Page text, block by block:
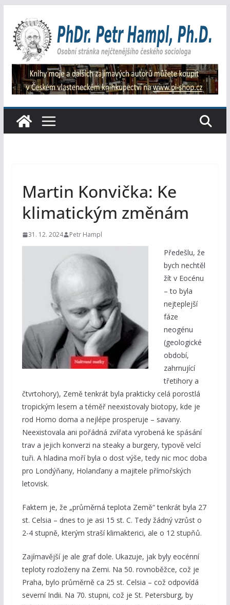
obsah
Martin Konvička: Ke
klimatickým změnám
31. 12. 2024 Petr Hampl
Předešlu, že
bych nechtěl
žít v Eocénu
– to byla
nejteplejší
fáze
neogénu
(geologické
období,
zahrnující
třetihory a
čtvrtohory), Země tenkrát byla prakticky celá porostlá
tropickým lesem a téměř neexistovaly biotopy, kde je
rod Homo doma a nejlépe prosperuje – savany.
Neexistovala ani pořádná zvířata vyrobená ke spásání
trav a jejich konverzi na steaky a burgery, typově velcí
tuři. A hladina moří byla o dost výše, tedy nic moc doba
pro Londýňany, Holanďany a majitele přímořských
letovisk.
Faktem je, že „průměrná teplota Země“ tenkrát byla 27
st. Celsia – dnes to je asi 15 st. C. Tedy žádný vzrůst o
2-4 stupně, kterým straší klimakterici, ale o 12 stupňů.
Zajímavější je ale graf dole. Ukazuje, jak byly eocénní
teploty rozloženy na Zemi. Na 50. rovnoběžce, což je
Praha, bylo průměrně ca 25 st. Celsia – což odpovídá
severní Indii. Na 70. stupni, což je St. Petersburg, by